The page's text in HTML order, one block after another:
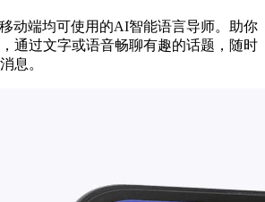
动端均可使用的AI智能语言导师。助你
通过文字或语音畅聊有趣的话题，随时
息。